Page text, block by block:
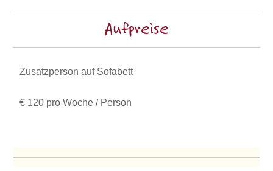
Aufpreise
Zusatzperson auf Sofabett
€ 120 pro Woche / Person